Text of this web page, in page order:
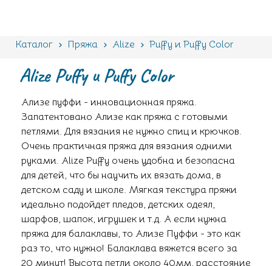
Каталог Пряжа Alize Puffy и Puffy Color
Ализе пуффи - инновационная пряжа.
Запатентовано Ализе как пряжа с готовыми
петлями. Для вязания не нужно спиц и крючков.
Очень практичная пряжа для вязания одними
руками. Alize Puffy очень удобна и безопасна
для детей, что бы научить их вязать дома, в
детском саду и школе. Мягкая текстура пряжи
идеально подойдет пледов, детских одеял,
шарфов, шапок, игрушек и т.д. А если нужна
пряжа для балаклавы, то Ализе Пуффи - это как
раз то, что нужно! Балаклава вяжется всего за
20 минут! Высота петли около 40мм, расстояние
Alize Puffy и Puffy Color